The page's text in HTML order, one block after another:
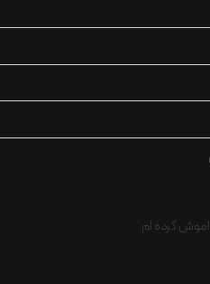
کرده ام